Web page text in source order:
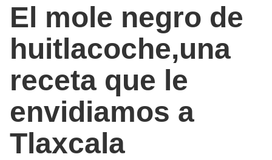
El mole negro de
huitlacoche,una
receta que le
envidiamos a
Tlaxcala